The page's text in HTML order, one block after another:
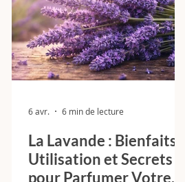
La Lavande : Bienfaits,
Utilisation et Secrets
pour Parfumer Votre
6 avr. 6 min de lecture